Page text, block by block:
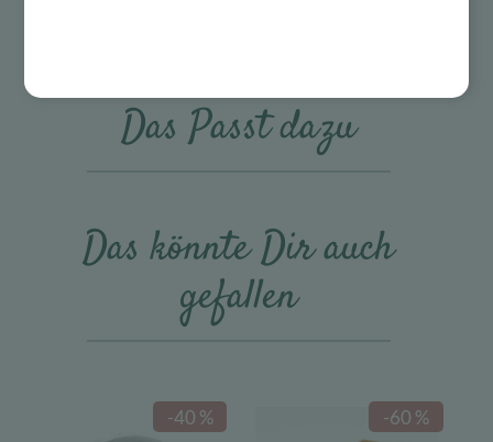
Das Passt dazu
Das könnte Dir auch
gefallen
-40 % -60 %